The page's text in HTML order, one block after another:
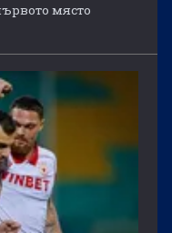
място